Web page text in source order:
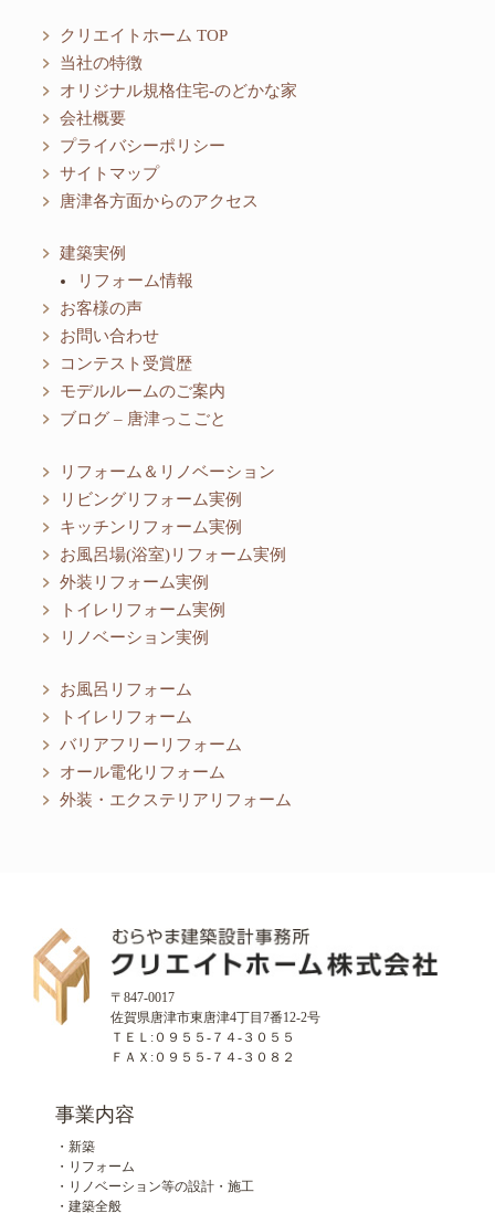
クリエイトホーム TOP
当社の特徴
オリジナル規格住宅-のどかな家
会社概要
プライバシーポリシー
サイトマップ
唐津各方面からのアクセス
建築実例
リフォーム情報
お客様の声
お問い合わせ
コンテスト受賞歴
モデルルームのご案内
ブログ – 唐津っこごと
リフォーム＆リノベーション
リビングリフォーム実例
キッチンリフォーム実例
お風呂場(浴室)リフォーム実例
外装リフォーム実例
トイレリフォーム実例
リノベーション実例
お風呂リフォーム
トイレリフォーム
バリアフリーリフォーム
オール電化リフォーム
外装・エクステリアリフォーム
〒847-0017
佐賀県唐津市東唐津4丁目7番12-2号
ＴＥＬ:０９５５-７４-３０５５
ＦＡＸ:０９５５-７４-３０８２
事業内容
・新築
・リフォーム
・リノベーション等の設計・施工
・建築全般